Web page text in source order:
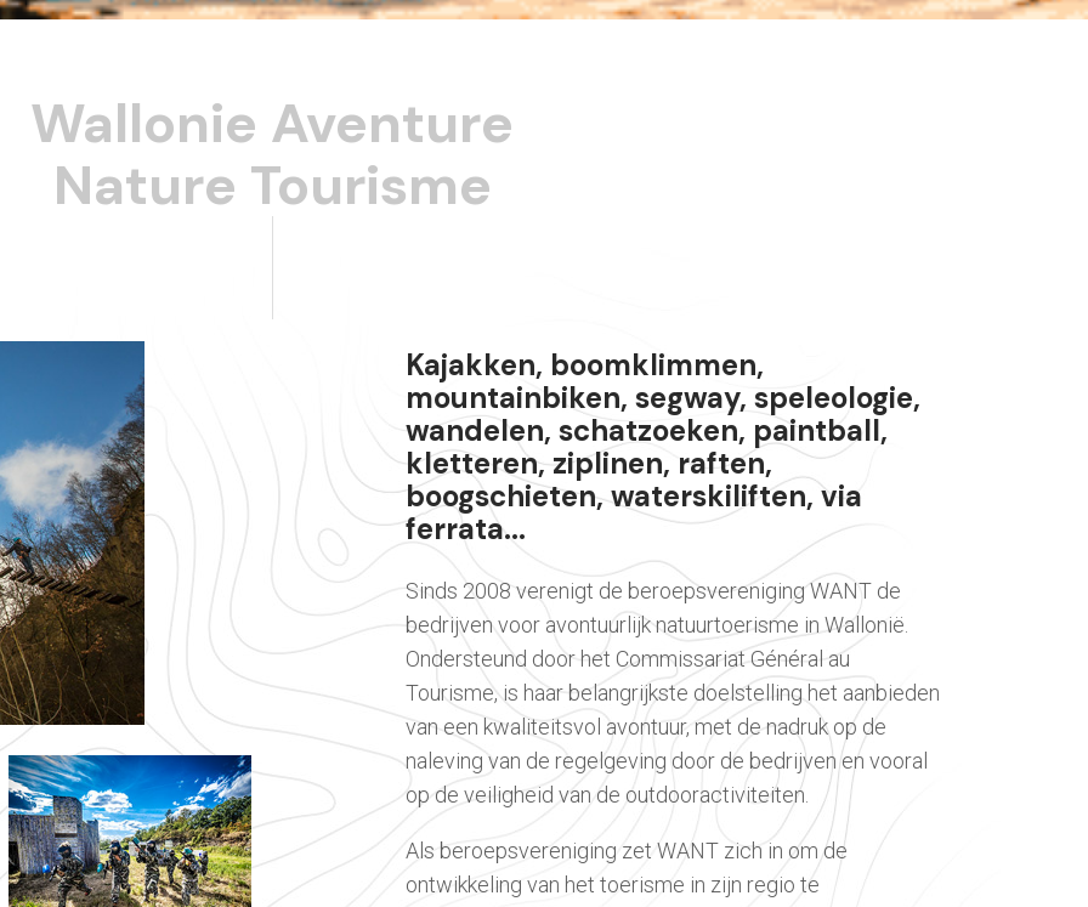
Wallonie Aventure
Nature Tourisme
Kajakken, boomklimmen,
mountainbiken, segway, speleologie,
wandelen, schatzoeken, paintball,
kletteren, ziplinen, raften,
boogschieten, waterskiliften, via
ferrata...
Sinds 2008 verenigt de beroepsvereniging WANT de
bedrijven voor avontuurlijk natuurtoerisme in Wallonië.
Ondersteund door het Commissariat Général au
Tourisme, is haar belangrijkste doelstelling het aanbieden
van een kwaliteitsvol avontuur, met de nadruk op de
naleving van de regelgeving door de bedrijven en vooral
op de veiligheid van de outdooractiviteiten.
Als beroepsvereniging zet WANT zich in om de
ontwikkeling van het toerisme in zijn regio te